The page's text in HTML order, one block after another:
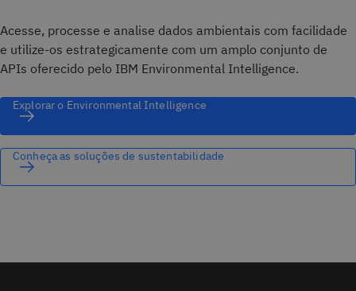
Acesse, processe e analise dados ambientais com facilidade
e utilize-os estrategicamente com um amplo conjunto de
APIs oferecido pelo IBM Environmental Intelligence.
Explorar o Environmental Intelligence
Conheça as soluções de sustentabilidade